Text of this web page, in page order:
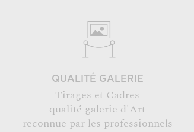
QUALITÉ GALERIE
Tirages et Cadres
qualité galerie d'Art
reconnue par les professionnels